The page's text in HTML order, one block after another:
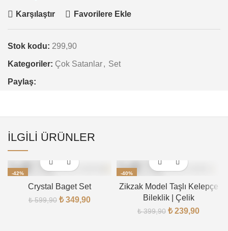
Karşılaştır Favorilere Ekle
Stok kodu: 299,90
Kategoriler: Çok Satanlar, Set
Paylaş:
İLGILI ÜRÜNLER
-42%
TÜKENDICrystal Baget Set
₺599,90 ₺349,90
-40%
TÜKENDI
Zikzak Model Taşlı Kelepçe
Bileklik | Çelik
₺399,90 ₺239,90